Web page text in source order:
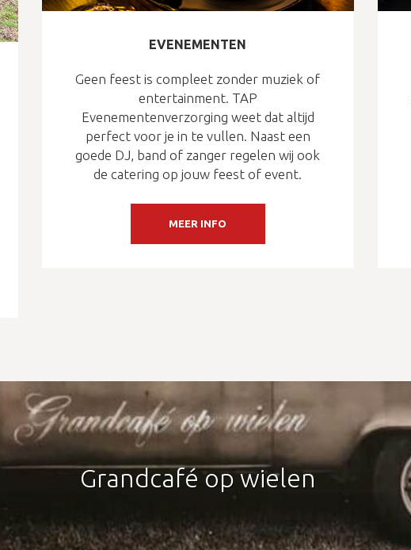
EVENEMENTEN
Geen feest is compleet zonder muziek of
entertainment. TAP
Evenementenverzorging weet dat altijd
perfect voor je in te vullen. Naast een
goede DJ, band of zanger regelen wij ook
de catering op jouw feest of event.
MEER INFO
Grandcafé op wielen